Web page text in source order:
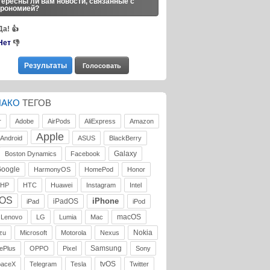
👍
👎
ТЕГОВ
Adobe AirPods AliExpress Amazon
Android Apple ASUS BlackBerry
Boston Dynamics Facebook
Galaxy
HarmonyOS HomePod Honor
HP HTC Huawei Instagram Intel
iPad iPadOS iPhone iPod
Lenovo LG Lumia Mac macOS
Microsoft Motorola Nexus Nokia
OPPO Pixel Samsung Sony
Telegram Tesla tvOS Twitter